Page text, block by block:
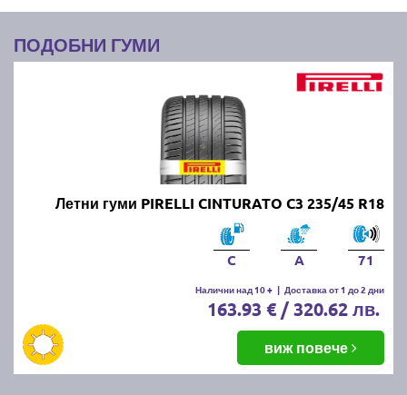
ПОДОБНИ ГУМИ
Летни гуми PIRELLI CINTURATO C3 235/45 R18
C A 71
Налични над 10 + | Доставка от 1 до 2 дни
163.93 € / 320.62 лв.
виж повече